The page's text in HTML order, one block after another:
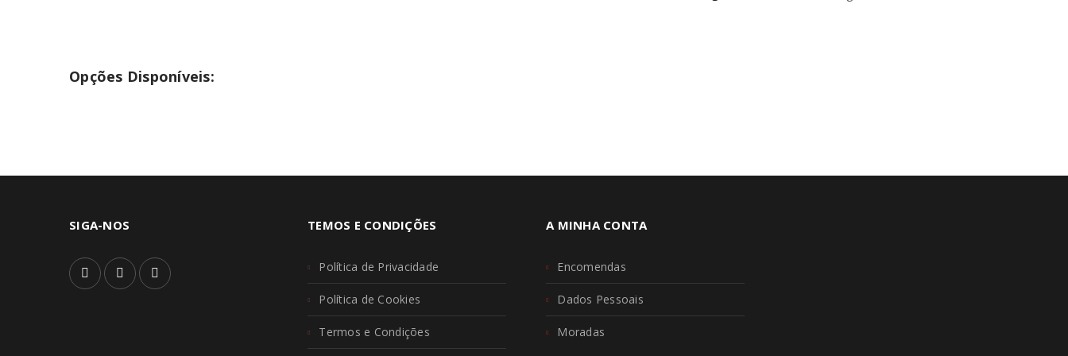
Opções Disponíveis:
SIGA-NOS TEMOS E CONDIÇÕES
Política de Privacidade
Política de Cookies
Termos e Condições
A MINHA CONTA
Encomendas
Dados Pessoais
Moradas